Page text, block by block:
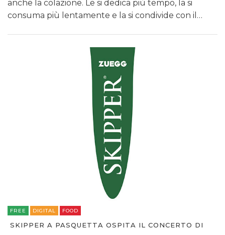
anche la colazione. Le si dedica più tempo, la si
consuma più lentamente e la si condivide con il…
FREE DIGITAL FOOD
SKIPPER A PASQUETTA OSPITA IL CONCERTO DI